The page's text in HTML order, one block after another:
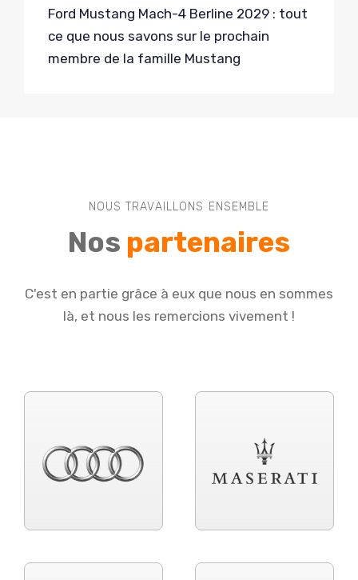
Ford Mustang Mach-4 Berline 2029 : tout
ce que nous savons sur le prochain
membre de la famille Mustang
NOUS TRAVAILLONS ENSEMBLE
Nos partenaires
C'est en partie grâce à eux que nous en sommes
là, et nous les remercions vivement !